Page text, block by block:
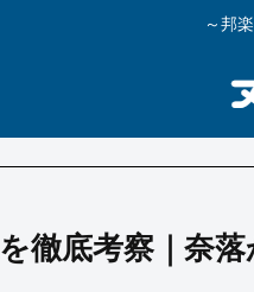
～邦
徹底考察｜奈